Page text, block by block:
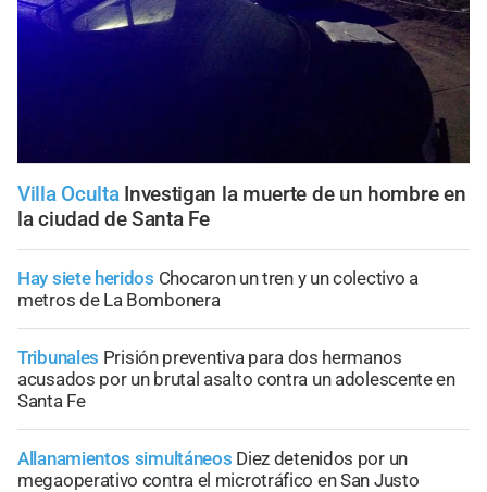
Villa Oculta Investigan la muerte de un hombre en
la ciudad de Santa Fe
Hay siete heridos Chocaron un tren y un colectivo a
metros de La Bombonera
Tribunales Prisión preventiva para dos hermanos
acusados por un brutal asalto contra un adolescente en
Santa Fe
Allanamientos simultáneos Diez detenidos por un
megaoperativo contra el microtráfico en San Justo